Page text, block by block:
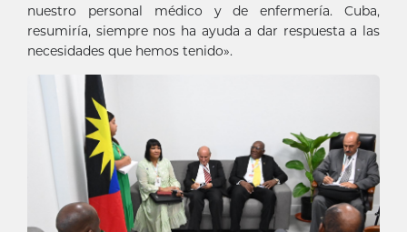
nuestro personal médico y de enfermería. Cuba,
resumiría, siempre nos ha ayuda a dar respuesta a las
necesidades que hemos tenido».